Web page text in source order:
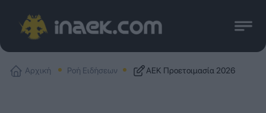
Αρχική Ροή Ειδήσεων ΑΕΚ Προετοιμασία 2026